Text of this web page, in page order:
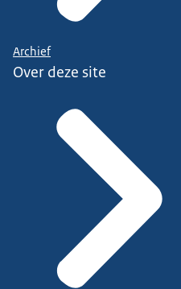
Archief
Over deze site